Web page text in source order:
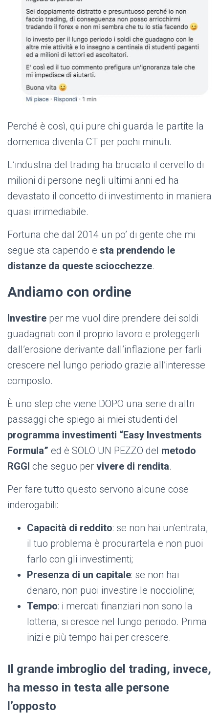
Perché è così, qui pure chi guarda le partite la
domenica diventa CT per pochi minuti.
L’industria del trading ha bruciato il cervello di
milioni di persone negli ultimi anni ed ha
devastato il concetto di investimento in maniera
quasi irrimediabile.
Fortuna che dal 2014 un po’ di gente che mi
segue sta capendo e sta prendendo le
distanze da queste sciocchezze.
Andiamo con ordine
Investire per me vuol dire prendere dei soldi
guadagnati con il proprio lavoro e proteggerli
dall’erosione derivante dall’inflazione per farli
crescere nel lungo periodo grazie all’interesse
composto.
È uno step che viene DOPO una serie di altri
passaggi che spiego ai miei studenti del
programma investimenti “Easy Investments
Formula” ed è SOLO UN PEZZO del metodo
RGGI che seguo per vivere di rendita.
Per fare tutto questo servono alcune cose
inderogabili:
Capacità di reddito: se non hai un’entrata,
il tuo problema è procurartela e non puoi
farlo con gli investimenti;
Presenza di un capitale: se non hai
denaro, non puoi investire le noccioline;
Tempo: i mercati finanziari non sono la
lotteria, si cresce nel lungo periodo. Prima
inizi e più tempo hai per crescere.
Il grande imbroglio del trading, invece,
ha messo in testa alle persone
l’opposto